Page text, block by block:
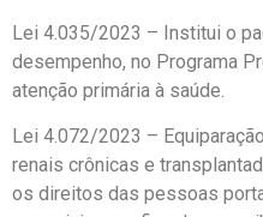
Lei 4.035/2023 – Institui o
desempenho, no Programa
atenção primária à saúde.
Lei 4.072/2023 –
renais crônicas e
os direitos das pessoas